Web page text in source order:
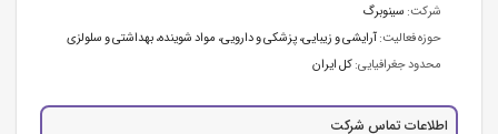
شرکت: سینوبرگ
حوزه فعالیت:آرایشی و زیبایی،پزشکی و دارویی، مواد شوینده، بهداشتی و سلولزی
محدود جغرافیایی:کل ایران
اطلاعات تماس شرکت